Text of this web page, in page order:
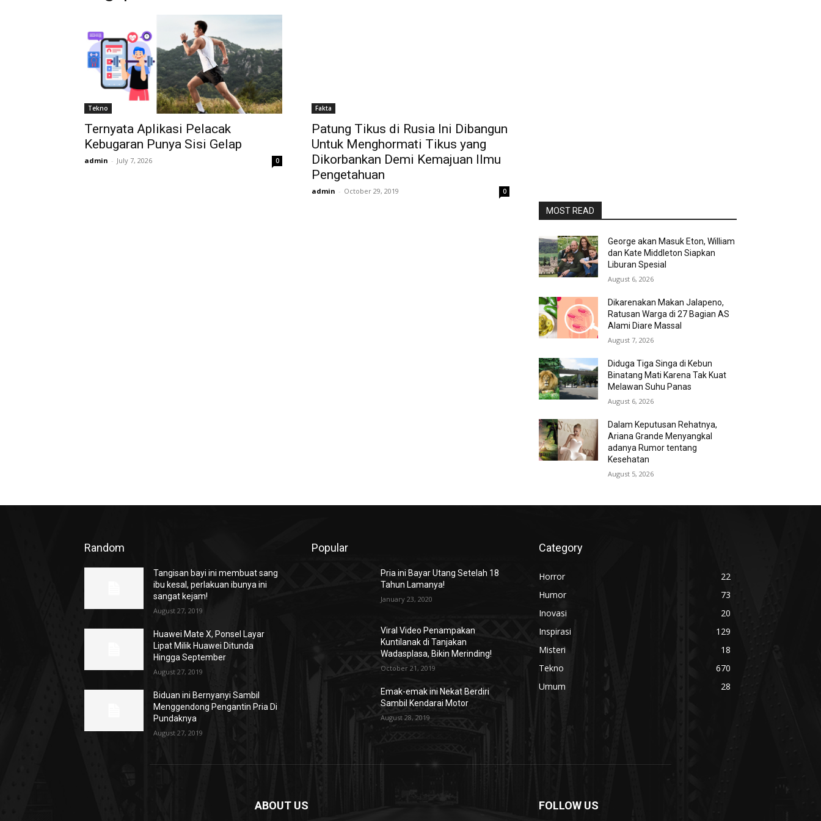
Tekno
Ternyata Aplikasi Pelacak
Kebugaran Punya Sisi Gelap
admin - July 7, 2026 0
Fakta
Patung Tikus di Rusia Ini Dibangun
Untuk Menghormati Tikus yang
Dikorbankan Demi Kemajuan Ilmu
Pengetahuan
admin - October 29, 2019 0
MOST READ
George akan Masuk Eton, William
dan Kate Middleton Siapkan
Liburan Spesial
August 6, 2026
Dikarenakan Makan Jalapeno,
Ratusan Warga di 27 Bagian AS
Alami Diare Massal
August 7, 2026
Diduga Tiga Singa di Kebun
Binatang Mati Karena Tak Kuat
Melawan Suhu Panas
August 6, 2026
Dalam Keputusan Rehatnya,
Ariana Grande Menyangkal
adanya Rumor tentang
Kesehatan
August 5, 2026
Random
Tangisan bayi ini membuat sang
ibu kesal, perlakuan ibunya ini
sangat kejam!
August 27, 2019
Huawei Mate X, Ponsel Layar
Lipat Milik Huawei Ditunda
Hingga September
August 27, 2019
Biduan ini Bernyanyi Sambil
Menggendong Pengantin Pria Di
Pundaknya
August 27, 2019
Popular
Pria ini Bayar Utang Setelah 18
Tahun Lamanya!
January 23, 2020
Viral Video Penampakan
Kuntilanak di Tanjakan
Wadasplasa, Bikin Merinding!
October 21, 2019
Emak-emak ini Nekat Berdiri
Sambil Kendarai Motor
August 28, 2019
Category
Horror
22
Humor
73
Inovasi
20
Inspirasi
129
Misteri
18
Tekno
670
Umum
28
ABOUT US FOLLOW US